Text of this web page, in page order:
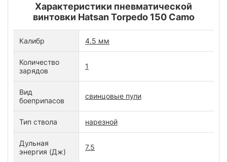
Характеристики пневматической
винтовки Hatsan Torpedo 150 Camo
Калибр 4.5 мм
Количество
зарядов
1
Вид
боеприпасов
свинцовые пули
Тип ствола нарезной
Дульная
энергия (Дж)
7.5